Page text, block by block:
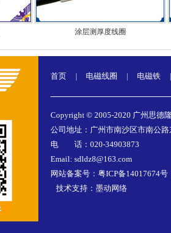
涂层测厚度线圈
首页 电磁线圈 电磁铁
Copyright © 2005-2020 广州思德
公司地址：广州市南沙区市南公
电 话：020-34903873
Email: sdldz8@163.com
网站备案号： 粤ICP备14017674号
技术支持： 墨动网络